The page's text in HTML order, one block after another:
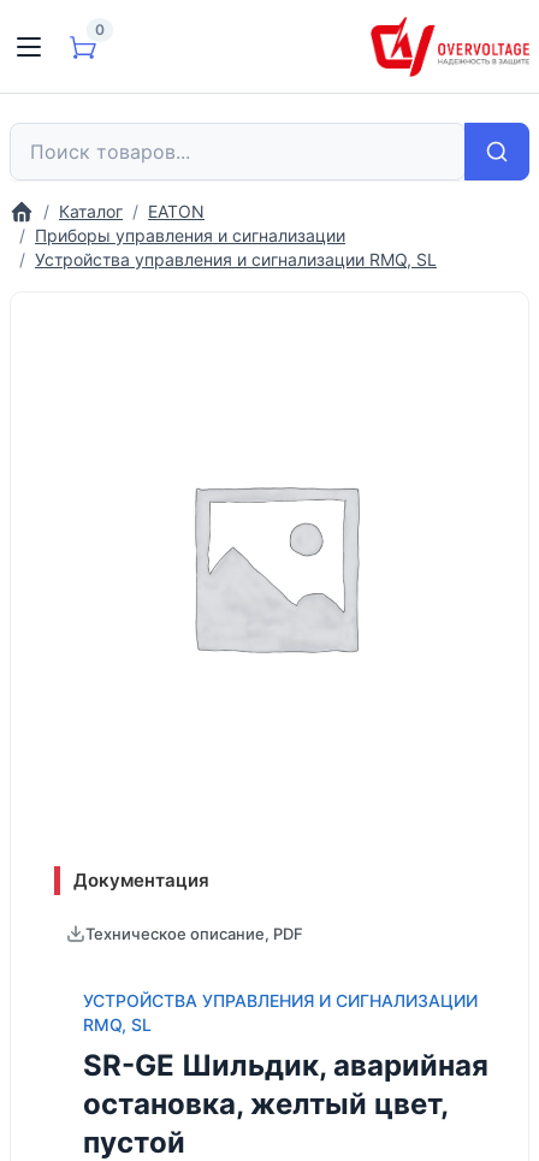
0
Каталог
EATON
Приборы управления и сигнализации
Устройства управления и сигнализации RMQ, SL
Документация
Техническое описание, PDF
УСТРОЙСТВА УПРАВЛЕНИЯ И СИГНАЛИЗАЦИИ
RMQ, SL
SR-GE Шильдик, аварийная
остановка, желтый цвет,
пустой